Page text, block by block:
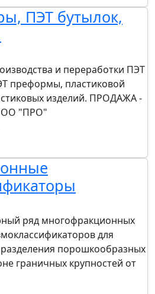
ПЭТ бутылок,
и переработки ПЭТ
преформы, пластиковой
изделий. ПРОДАЖА -
"ПРО"
ряд многофракционных
для
порошкообразных
граничных крупностей от